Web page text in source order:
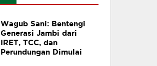
Wagub Sani: Bentengi
Generasi Jambi dari
IRET, TCC, dan
Perundungan Dimulai